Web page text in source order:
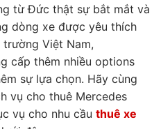
từ Đức thật sự bắt mắt và
dòng xe được yêu thích
Việt Nam,
cấp thêm nhiều options
sự lựa chọn. Hãy cùng
vụ cho thuê Mercedes
vụ cho nhu cầu thuê xe